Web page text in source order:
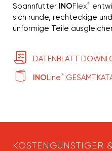
Spannfutter INOFlex®
sich runde, rechteckige
unförmige Teile
DATENBLATT
INOLine®
KOSTENGÜNSTIGER